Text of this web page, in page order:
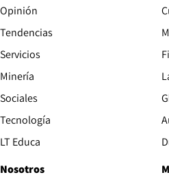
Opinión
Tendencias
Servicios
Minería
Sociales
Tecnología
LT Educa
Nosotros